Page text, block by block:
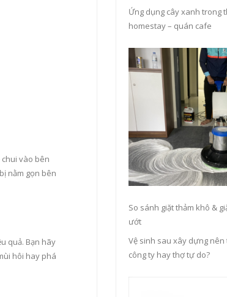
vào bên
nằm gọn bên
quả. Bạn hãy
hôi hay phá
Ứng dụng cây xanh trong
homestay – quán cafe
So sánh giặt thảm khô &
ướt
Vệ sinh sau xây dựng nên
công ty hay thợ tự do?